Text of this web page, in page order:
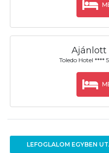
Ajánlott
Toledo Hotel
LEFOGLALOM EGYBEN